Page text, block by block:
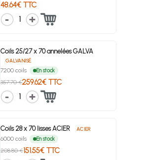
48.64€ TTC
1
Coils 25/27 x 70 annelées GALVA
GALVANISÉ
7200 coils En stock
357.70 €259.62€ TTC
1
Coils 28 x 70 lisses ACIER ACIER
6000 coils En stock
208.80 €151.55€ TTC